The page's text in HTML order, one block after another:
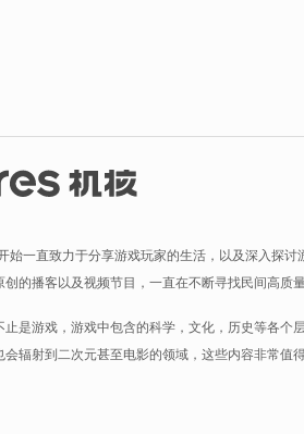
始一直致力于分享游戏玩家的生活，以及深入探讨
的播客以及视频节目，一直在不断寻找民间高质量
止是游戏，游戏中包含的科学，文化，历史等各个
会辐射到二次元甚至电影的领域，这些内容非常值